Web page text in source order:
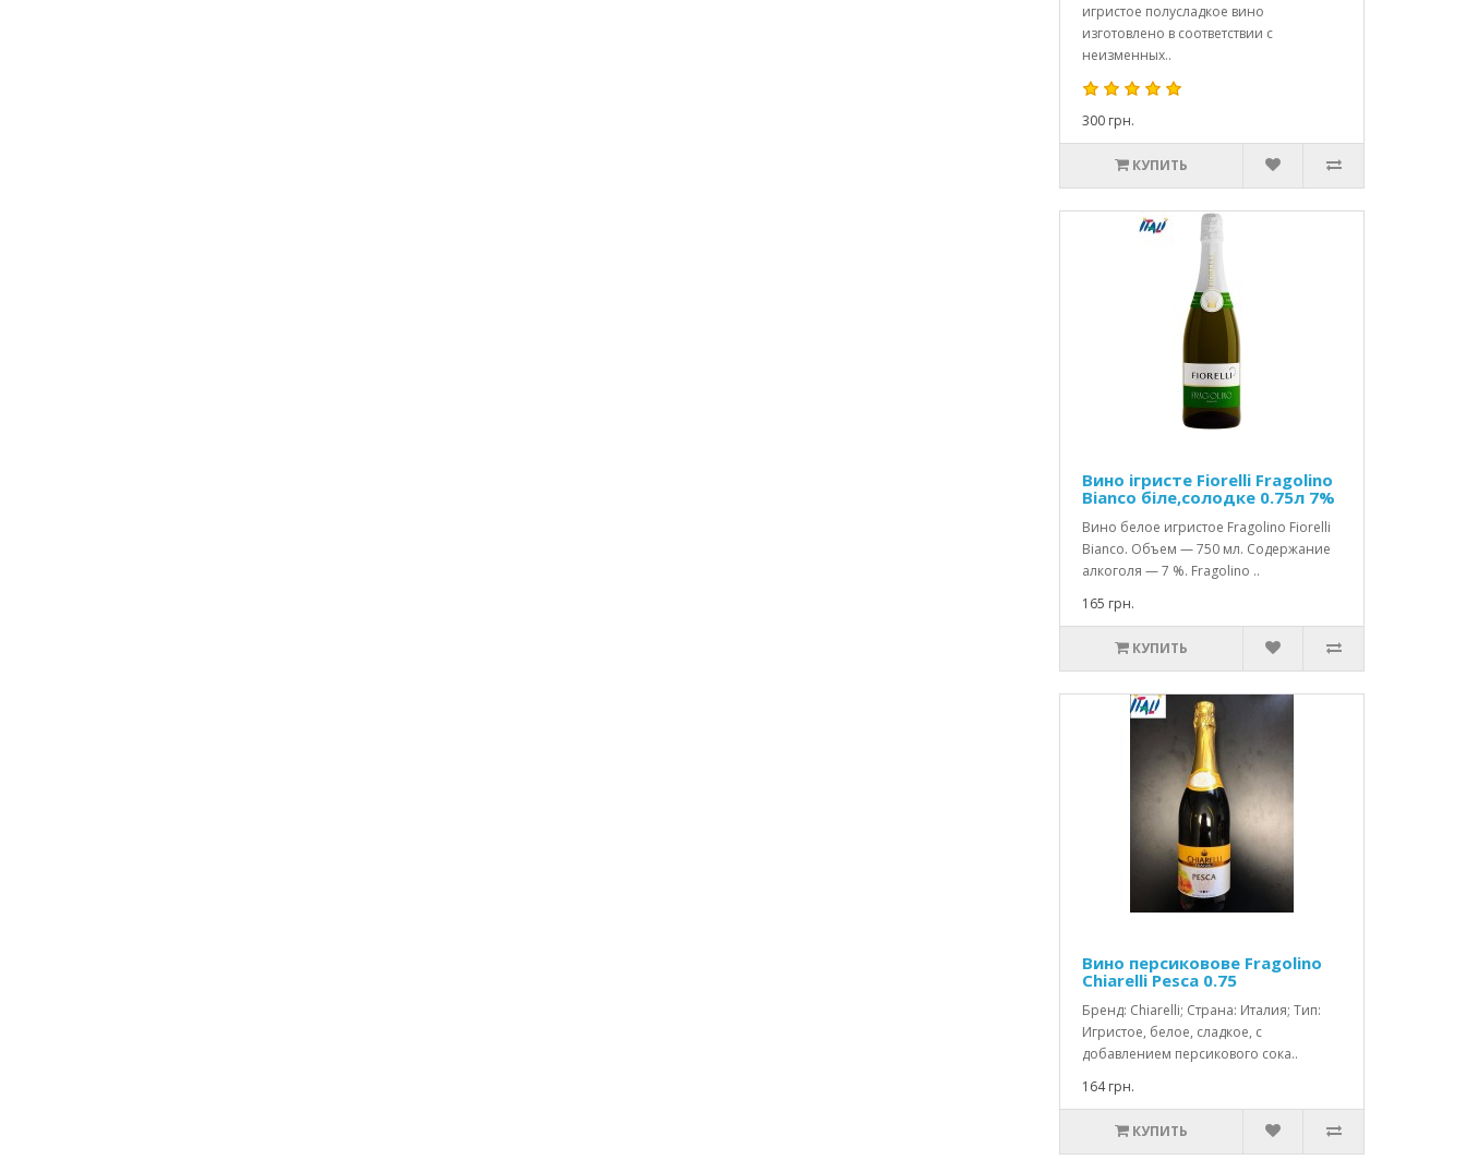
игристое полусладкое вино
изготовлено в соответствии с
неизменных..
300 грн.
КУПИТЬ
Вино ігристе Fiorelli Fragolino
Bianco біле,солодке 0.75л 7%
Вино белое игристое Fragolino Fiorelli
Bianco. Объем — 750 мл. Содержание
алкоголя — 7 %. Fragolino ..
165 грн.
КУПИТЬ
Вино персиковове Fragolino
Chiarelli Pesca 0.75
Бренд: Chiarelli; Страна: Италия; Тип:
Игристое, белое, сладкое, с
добавлением персикового сока..
164 грн.
КУПИТЬ